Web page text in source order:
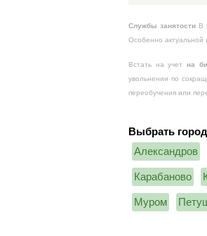
Службы занятости В
Особенно актуальной
Встать на учетна
увольнении по
переобучения или
Выбрать
Александров
Карабаново
Муром